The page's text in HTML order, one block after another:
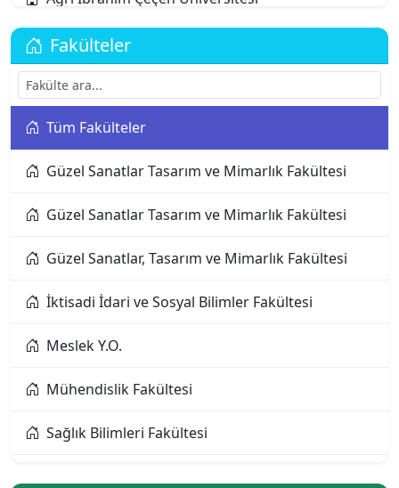
Akdeniz Karpaz Üniversitesi
Akdeniz Üniversitesi
Aksaray Üniversitesi
Alanya Alaaddin Keykubat Üniversitesi
Alanya Üniversitesi
Altınbaş Üniversitesi
Amasya Üniversitesi
Anadolu Üniversitesi
Ankara Bilim Üniversitesi
Ankara Hacı Bayram Veli Üniversitesi
Fakülteler
Tüm Fakülteler
Güzel Sanatlar Tasarım ve Mimarlık Fakültesi
Güzel Sanatlar Tasarım ve Mimarlık Fakültesi
Güzel Sanatlar, Tasarım ve Mimarlık Fakültesi
İktisadi İdari ve Sosyal Bilimler Fakültesi
Meslek Y.O.
Mühendislik Fakültesi
Sağlık Bilimleri Fakültesi